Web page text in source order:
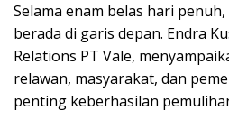
Selama enam belas hari
berada di garis depan. Endra
Relations PT Vale,
relawan, masyarakat, dan
penting keberhasilan